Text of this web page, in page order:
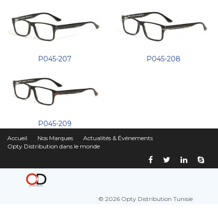
P045-207 P045-208
P045-209
Accueil Nos Marques
Actualités & Événements
Opty Distribution dans le monde
© 2026 Opty Distribution Tunisie